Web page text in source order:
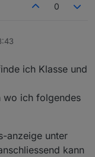
0
ich Klasse und
wo ich folgendes
anzeige unter
kann